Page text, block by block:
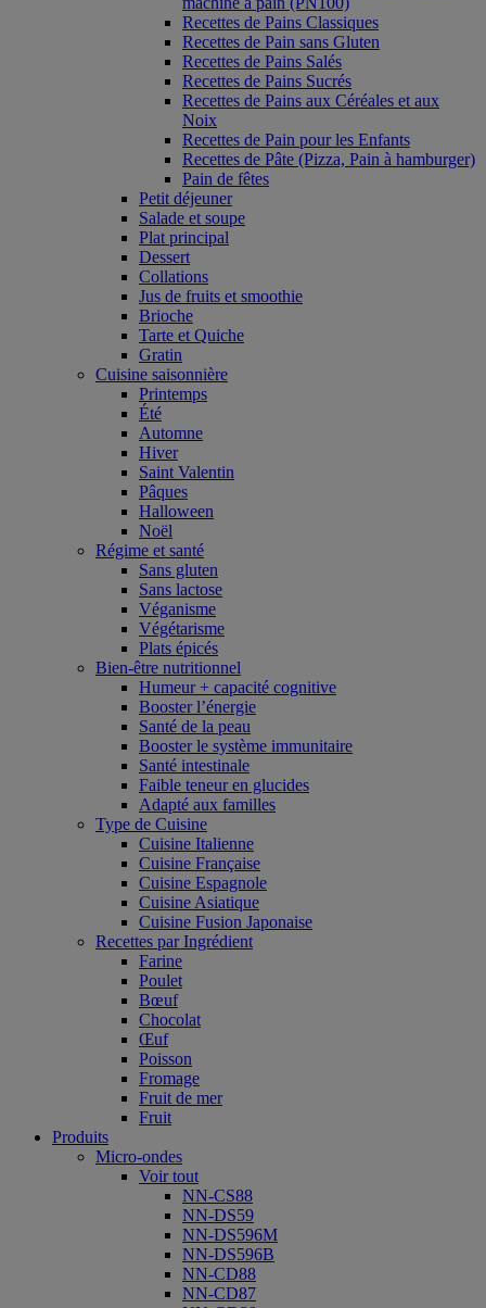
Recettes de Pains Classiques
Recettes de Pain sans Gluten
Recettes de Pains Salés
Recettes de Pains Sucrés
Recettes de Pains aux Céréales et aux
Noix
Recettes de Pain pour les Enfants
Recettes de Pâte (Pizza, Pain à hamburger)
Pain de fêtes
Petit déjeuner
Salade et soupe
Plat principal
Dessert
Collations
Jus de fruits et smoothie
Brioche
Tarte et Quiche
Gratin
Cuisine saisonnière
Printemps
Été
Automne
Hiver
Saint Valentin
Pâques
Halloween
Noël
Régime et santé
Sans gluten
Sans lactose
Véganisme
Végétarisme
Plats épicés
Bien-être nutritionnel
Humeur + capacité cognitive
Booster l’énergie
Santé de la peau
Booster le système immunitaire
Santé intestinale
Faible teneur en glucides
Adapté aux familles
Type de Cuisine
Cuisine Italienne
Cuisine Française
Cuisine Espagnole
Cuisine Asiatique
Cuisine Fusion Japonaise
Recettes par Ingrédient
Farine
Poulet
Bœuf
Chocolat
Œuf
Poisson
Fromage
Fruit de mer
Fruit
Produits
Micro-ondes
Voir tout
NN-CS88
NN-DS59
NN-DS596M
NN-DS596B
NN-CD88
NN-CD87